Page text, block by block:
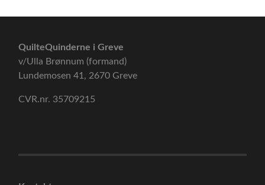
QuilteQuinderne i Greve
v/Ulla Brønnum (formand)
Lundemosen 41, 2670 Greve
CVR.nr. 35709215